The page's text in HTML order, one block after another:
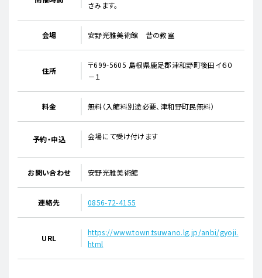
さみます。
会場 安野光雅美術館 昔の教室
住所
〒699-5605 島根県鹿足郡津和野町後田イ６０
－１
料金 無料（入館料別途必要、津和野町民無料）
予約・申込 会場にて受け付けます
お問い合わせ 安野光雅美術館
連絡先 0856-72-4155
URL
https://www.town.tsuwano.lg.jp/anbi/gyoji.
html